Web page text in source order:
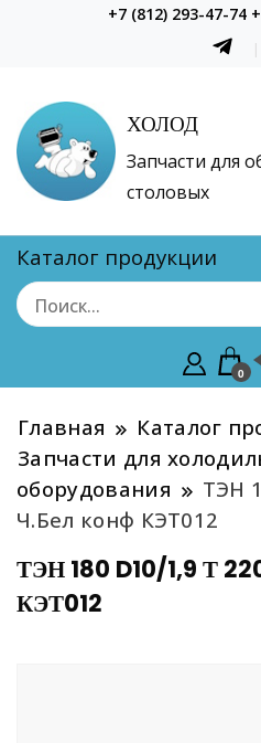
+7 (812) 293-47-74
ХОЛОД
Запчасти для
столовых
Каталог продукции
0
Главная
Каталог
Запчасти для
оборудования
ТЭН
Ч.Бел конф КЭТ012
ТЭН 180 D10/1,9 Т
КЭТ012